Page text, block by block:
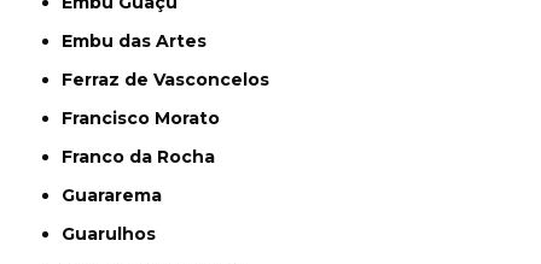
Embu das Artes
Ferraz de Vasconcelos
Francisco Morato
Franco da Rocha
Guararema
Guarulhos